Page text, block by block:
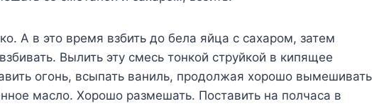
А в это время взбить до бела яйца с сахаром, затем
Вылить эту смесь тонкой струйкой в кипящее
огонь, всыпать ваниль, продолжая хорошо вымешивать
масло. Хорошо размешать. Поставить на полчаса в